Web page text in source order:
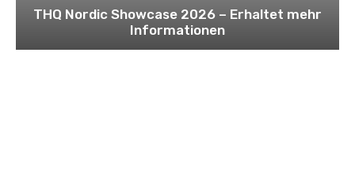
THQ Nordic Showcase 2026 – Erhaltet mehr
Informationen